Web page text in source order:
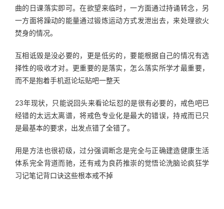
曲的日课落实即可。在欲望来临时，一方面通过持诵转念，另
一方面将躁动的能量通过锻炼运动方式发泄出去，来处理欲火
焚身的情况。
互相诋毁是没必要的，更是低劣的，要能根据自己的情况有选
择性的吸收才对。更重要的是落实，怎么落实所学才最重要，
而不是抱着手机逛论坛贴吧一整天
23年现状，只能说回头来看论坛怼的是很有必要的，戒色吧已
经错的太远太离谱，将戒色专业化是最大的错误，持戒而已只
是最基本的要求，出发点错了全错了。
用是方法也很初级，过分强调断念是完全与正确建造健康生活
体系完全背道而驰，还有戒为良药推崇的觉悟论洗脑论疯狂学
习记笔记背口诀这些根本戒不掉